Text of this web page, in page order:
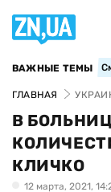
ВАЖНЫЕ ТЕМЫ
ГЛАВНАЯ
В
КЛИЧКО
12 марта, 2021,